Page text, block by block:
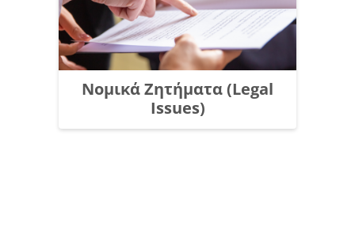
Νομικά Ζητήματα (Legal
Issues)